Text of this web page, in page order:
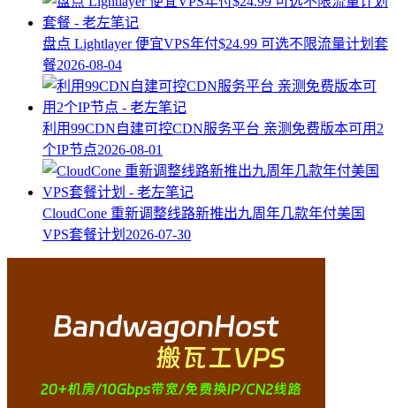
盘点 Lightlayer 便宜VPS年付$24.99 可选不限流量计划套
餐2026-08-04
利用99CDN自建可控CDN服务平台 亲测免费版本可用2
个IP节点2026-08-01
CloudCone 重新调整线路新推出九周年几款年付美国
VPS套餐计划 2026-07-30